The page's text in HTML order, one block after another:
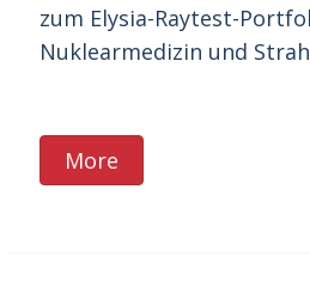
zum Elysia-Raytest-
Nuklearmedizin und
More